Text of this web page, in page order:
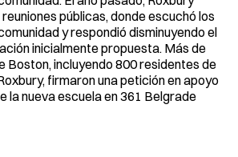
públicas, donde escuchó los
y respondió disminuyendo el
inicialmente propuesta. Más de
Boston, incluyendo 800 residentes de
firmaron una petición en apoyo
la nueva escuela en 361 Belgrade